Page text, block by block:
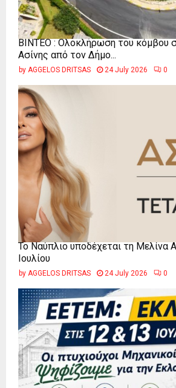
ΒΙΝΤΕΟ : Ολοκλήρωση του κόμβου
Ασίνης από τον Δήμο...
by AGGELOS DRITSAS 24 July 2026 0
Το Ναύπλιο υποδέχεται τη Μελίνα
Ιουλίου
by AGGELOS DRITSAS 24 July 2026 0